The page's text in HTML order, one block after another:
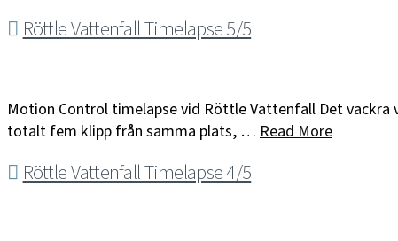
Röttle Vattenfall Timelapse 5/5
Motion Control timelapse vid Röttle Vattenfall Det
totalt fem klipp från samma plats, … Read More
Röttle Vattenfall Timelapse 4/5